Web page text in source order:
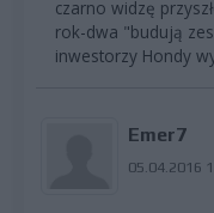
czarno widzę
rok-dwa "budują
inwestorzy Hondy
Emer7
05.04.2016